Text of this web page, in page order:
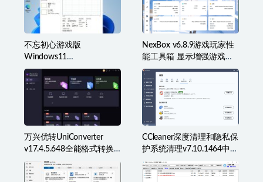
不忘初心游戏版
Windows11
v25H2(26200.8973)无更新
[精简系统美化版]
NexBox v6.8.9游戏玩家性
能工具箱 显示增强游戏辅
助准星叠加、监控等
万兴优转UniConverter
v17.4.5.648全能格式转换
工具箱破解版
CCleaner深度清理和隐私保
护系统清理v7.10.1464中文
破解版